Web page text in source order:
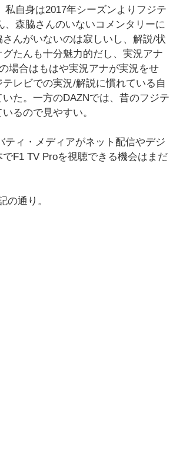
私自身は2017年シーズンよりフジテ
、森脇さんのいないコメンタリーに
んがいないのは寂しいし、解説/状
たんも十分魅力的だし、実況アナ
場合はもはや実況アナが実況をせ
レビでの実況/解説に慣れている自
た。一方のDAZNでは、昔のフジテ
るので見やすい。
ィ・メディアがネット配信やデジ
F1 TV Proを視聴できる機会はまだ
の通り。